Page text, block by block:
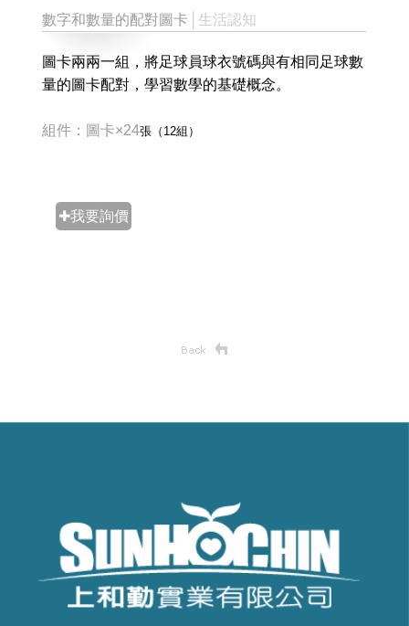
數字和數量的配對圖卡 │生活認知
圖卡兩兩一組，將足球員球衣號碼與有相同足球數
量的圖卡配對，學習數學的基礎概念。
組件：圖卡×24張（12組）
✚我要詢價